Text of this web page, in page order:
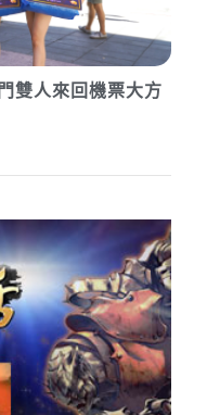
雙人來回機票大方